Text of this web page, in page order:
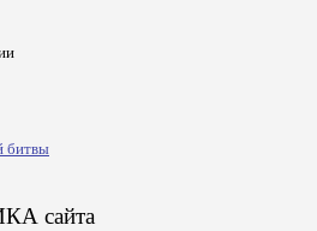
битвы
сайта